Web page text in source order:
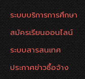
ระบบบริการการศึกษา
สมัครเรียนออนไลน์
ระบบสารสนเทศ
ประกาศข่าวซื้อจ้าง